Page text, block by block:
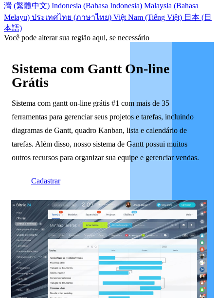
灣 (繁體中文) Indonesia (Bahasa Indonesia) Malaysia (Bahasa
Melayu) ประเทศไทย (ภาษาไทย) Việt Nam (Tiếng Việt) 日本 (日
本語)
Você pode alterar sua região aqui, se necessário
Sistema com Gantt On-line
Grátis
Sistema com gantt on-line grátis #1 com mais de 35
ferramentas para gerenciar seus projetos e tarefas, incluindo
diagramas de Gantt, quadro Kanban, lista e calendário de
tarefas. Além disso, nosso sistema de Gantt possui muitos
outros recursos para organizar sua equipe e gerenciar vendas.
Cadastrar